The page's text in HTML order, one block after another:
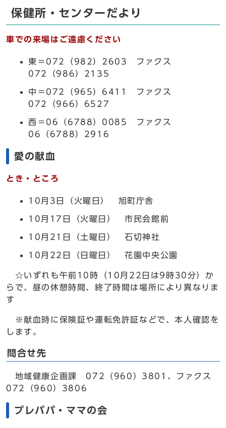
保健所・センターだより
車での来場はご遠慮ください
東＝072（982）2603 ファクス
072（986）2135
中＝072（965）6411 ファクス
072（966）6527
西＝06（6788）0085 ファクス
06（6788）2916
愛の献血
とき・ところ
10月3日（火曜日） 旭町庁舎
10月17日（火曜日） 市民会館前
10月21日（土曜日） 石切神社
10月22日（日曜日） 花園中央公園
☆いずれも午前10時（10月22日は9時30分）か
らで、昼の休憩時間、終了時間は場所により異なりま
す
※献血時に保険証や運転免許証などで、本人確認を
します。
問合せ先
地域健康企画課 072（960）3801、ファクス
072（960）3806
プレパパ・ママの会